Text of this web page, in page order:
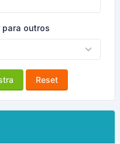
para outros
Reset